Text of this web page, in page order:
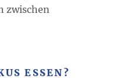
zwischen
ESSEN?